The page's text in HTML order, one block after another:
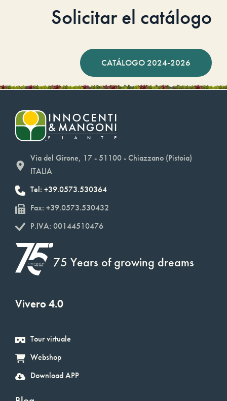
Solicitar el catálogo
CATÁLOGO 2024-2026
Via del Girone, 17 - 51100 - Chiazzano (Pistoia)
ITALIA
Tel: +39.0573.530364
Fax: +39.0573.530432
P.IVA: 00144510476
75 Years of growing dreams
Vivero 4.0
Tour virtuale
Webshop
Download APP